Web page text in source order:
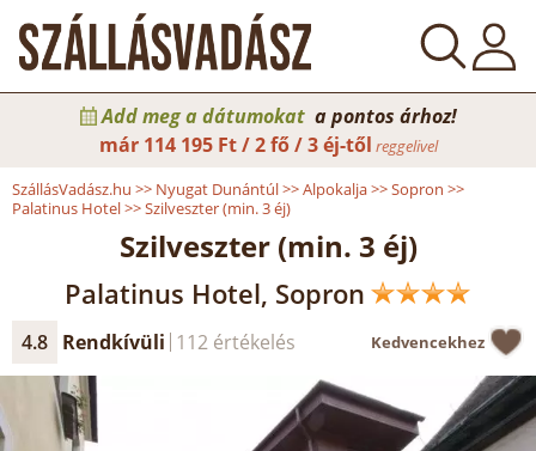
Add meg a dátumokat a pontos árhoz!
már 114 195 Ft / 2 fő / 3 éj-től reggelivel
SzállásVadász.hu >> Nyugat Dunántúl>>Alpokalja>>Sopron >>
Palatinus Hotel>>Szilveszter (min. 3 éj)
Szilveszter (min. 3 éj)
Palatinus Hotel, Sopron
4.8 Rendkívüli 112 értékelés Kedvencekhez